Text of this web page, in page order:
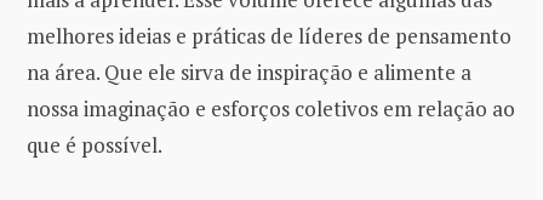
melhores ideias e práticas de líderes de pensamento
na área. Que ele sirva de inspiração e alimente a
nossa imaginação e esforços coletivos em relação ao
que é possível.